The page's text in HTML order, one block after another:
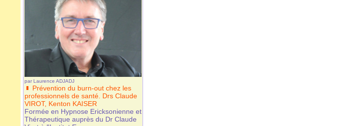
par Laurence ADJADJ
Prévention du burn-out chez les
professionnels de santé. Drs Claude
VIROT, Kenton KAISER
Formée en Hypnose Ericksonienne et
Thérapeutique auprès du Dr Claude